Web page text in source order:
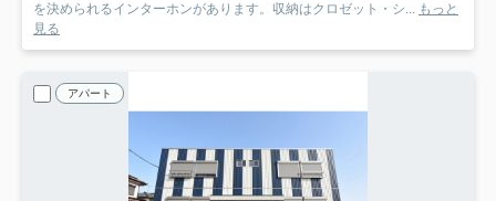
を決められるインターホンがあります。収納はクロゼット・シ... もっと
見る
アパート